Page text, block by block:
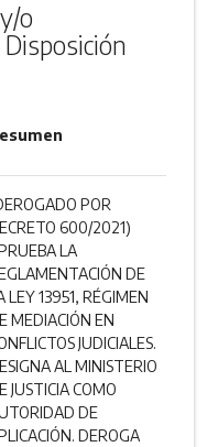
o
POR
600/2021)
LA
DE
LEY 13951, RÉGIMEN
MEDIACIÓN EN
JUDICIALES.
AL MINISTERIO
JUSTICIA COMO
DE
DEROGA